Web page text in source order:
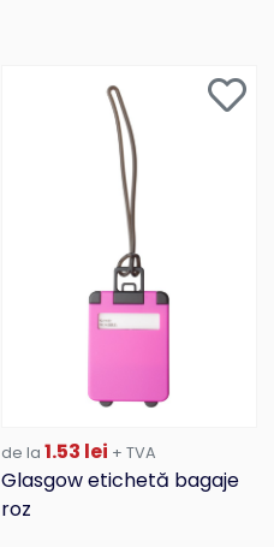
de la 1.53 lei + TVA
Glasgow etichetă bagaje
roz